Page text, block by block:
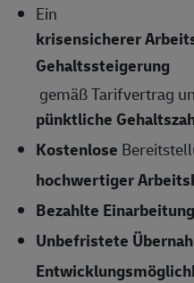
Ein
krisensicherer
Gehaltssteigerung
gemäß Tarifvertrag
pünktliche
Kostenlose
hochwertiger
Bezahlte Einarbeitung
Unbefristete